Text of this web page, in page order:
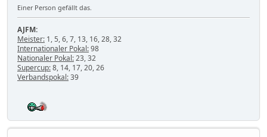
Einer Person gefällt das.
AJFM:
Meister: 1, 5, 6, 7, 13, 16, 28, 32
Internationaler Pokal:98
Nationaler Pokal:23, 32
Supercup:8, 14, 17, 20, 26
Verbandspokal:39